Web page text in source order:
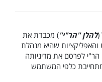
(להלן "הר"י") מכבדת את
שהיא מנהלת
לפרסם את מדיניותה
כלפי המשתמש